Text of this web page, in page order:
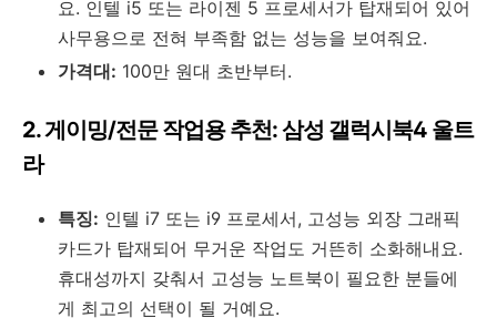
요. 인텔 i5 또는 라이젠 5 프로세서가 탑재되어 있어
사무용으로 전혀 부족함 없는 성능을 보여줘요.
가격대: 100만 원대 초반부터.
2. 게이밍/전문 작업용 추천: 삼성 갤럭시북4 울트
라
특징: 인텔 i7 또는 i9 프로세서, 고성능 외장 그래픽
카드가 탑재되어 무거운 작업도 거뜬히 소화해내요.
휴대성까지 갖춰서 고성능 노트북이 필요한 분들에
게 최고의 선택이 될 거예요.